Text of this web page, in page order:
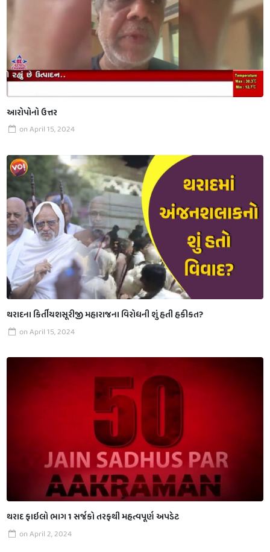
આરોપોનો ઉત્તર
onApril 15, 2024
થરાદના કિર્તીયશસૂરીજી મહારાજના વિરોધની શું હતી હકીકત?
onApril 15, 2024
થરાદ ફાઇલો ભાગ 1 સર્જકો તરફથી મહત્વપૂર્ણ અપડેટ
onApril 2, 2024